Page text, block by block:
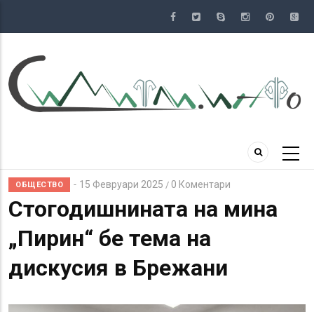
съдържание
ОБЩЕСТВО 15 Февруари 2025 / 0 Коментари
Стогодишнината на мина
„Пирин“ бе тема на
дискусия в Брежани